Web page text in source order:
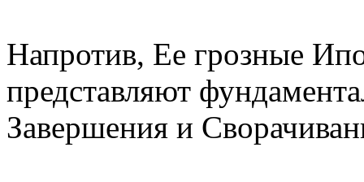
Напротив, Ее грозные
представляют
Завершения и